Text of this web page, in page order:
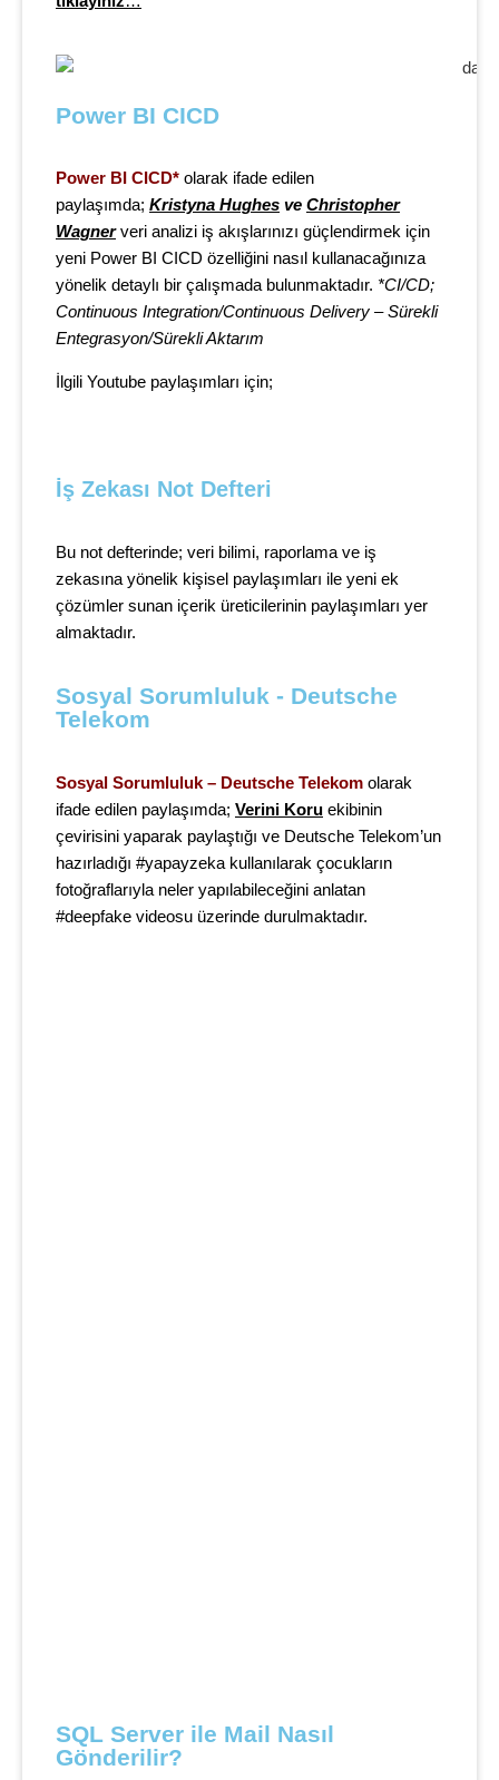
Power BI CICD
Power BI CICD* olarak ifade edilen
paylaşımda; Kristyna Hughes ve Christopher
Wagner veri analizi iş akışlarınızı güçlendirmek için
yeni Power BI CICD özelliğini nasıl kullanacağınıza
yönelik detaylı bir çalışmada bulunmaktadır. *CI/CD;
Continuous Integration/Continuous Delivery – Sürekli
Entegrasyon/Sürekli Aktarım
İlgili Youtube paylaşımları için;
İş Zekası Not Defteri
Bu not defterinde; veri bilimi, raporlama ve iş
zekasına yönelik kişisel paylaşımları ile yeni ek
çözümler sunan içerik üreticilerinin paylaşımları yer
almaktadır.
Sosyal Sorumluluk - Deutsche
Telekom
Sosyal Sorumluluk – Deutsche Telekom olarak
ifade edilen paylaşımda; Verini Koru ekibinin
çevirisini yaparak paylaştığı ve Deutsche Telekom’un
hazırladığı #yapayzeka kullanılarak çocukların
fotoğraflarıyla neler yapılabileceğini anlatan
#deepfake videosu üzerinde durulmaktadır.
SQL Server ile Mail Nasıl
Gönderilir?